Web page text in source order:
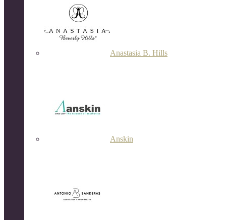
Anastasia B. Hills
Anskin